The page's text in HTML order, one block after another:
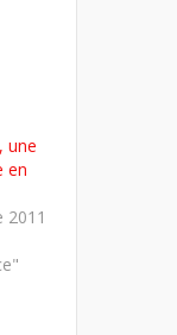
une
en
2011